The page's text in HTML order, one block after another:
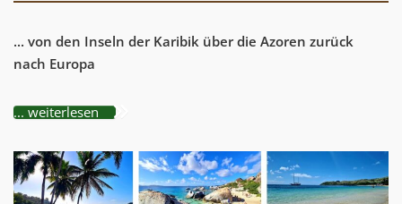
... von den Inseln der Karibik über die Azoren zurück
nach Europa
... weiterlesen